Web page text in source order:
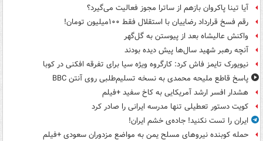
آیا تینا پاکروان بازهم از ساترا مجوز فعالیت می‌گیرد؟
رقم فسخ قرارداد رضاییان با استقلال فقط ۱۰۰میلیون تومان!
واکنش عالیشاه بعد از پیوستن به گل‌گهر
آنچه رهبر شهید سال‌ها پیش دیده بودند
نیویورک تایمز فاش کرد: کارگروه ویژه سیا برای تفرقه افکنی در کوبا
پاسخ قاطع ملیحه محمدی به نسخه تسلیم‌طلبی روی آنتن BBC
هشدار افسر ارشد آمریکایی به کاخ سفید +فیلم
کویت دستور تعطیلی تنها مدرسه ایرانی را صادر کرد
ایران را تست نکنید! جاده‌ی خشم ایران!
حمله کوبنده نیروهای مسلح یمن به مواضع مزدوران سعودی +فیلم